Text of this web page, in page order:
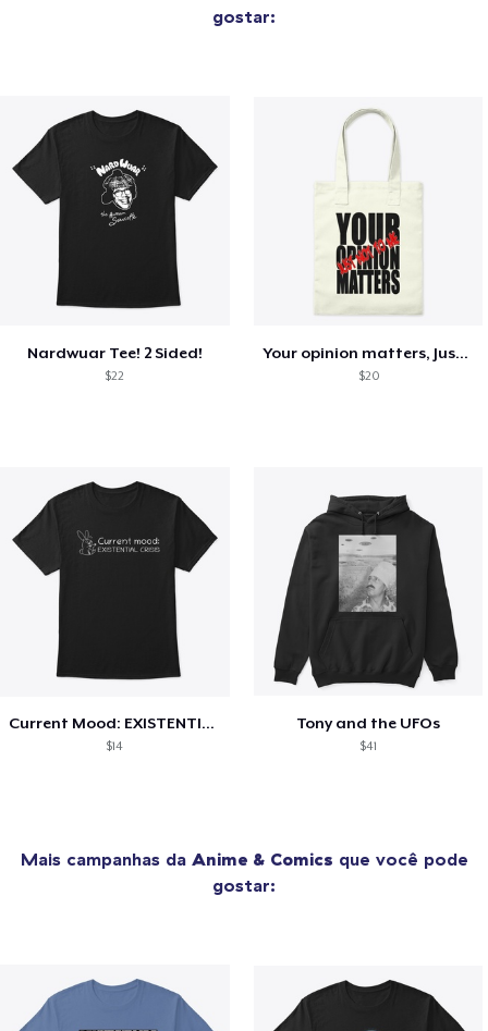
gostar:
Nardwuar Tee! 2 Sided!
$22
Your opinion matters, Just not to me!
$20
Current Mood: EXISTENTIAL CRISIS
$14
Tony and the UFOs
$41
Mais campanhas da Anime & Comics que você pode
gostar: